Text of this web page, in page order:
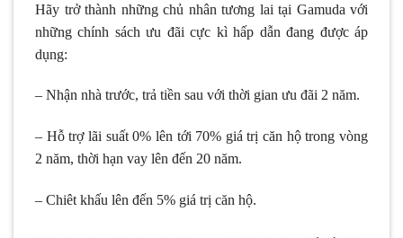
Hãy trở thành những chủ nhân tương lai tại Gamuda với
những chính sách ưu đãi cực kì hấp dẫn đang được áp
dụng:
– Nhận nhà trước, trả tiền sau với thời gian ưu đãi 2 năm.
– Hỗ trợ lãi suất 0% lên tới 70% giá trị căn hộ trong vòng
2 năm, thời hạn vay lên đến 20 năm.
– Chiêt khấu lên đến 5% giá trị căn hộ.